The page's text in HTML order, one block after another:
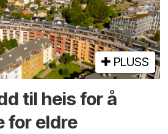
PLUSS
til heis for å
for eldre